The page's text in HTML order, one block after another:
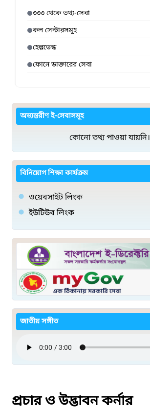
৩৩৩ থেকে তথ্য-সেবা
কল সেন্টারসমূহ
হেল্পডেস্ক
ফোনে ডাক্তারের সেবা
অভ্যন্তরীণ ই-সেবাসমূহ
কোনো তথ্য পাওয়া যায়নি।
বিনিয়োগ শিক্ষা কার্যক্রম
ওয়েবসাইট লিংক
ইউটিউব লিংক
জাতীয় সঙ্গীত
প্রচার ও উদ্ভাবন কর্নার